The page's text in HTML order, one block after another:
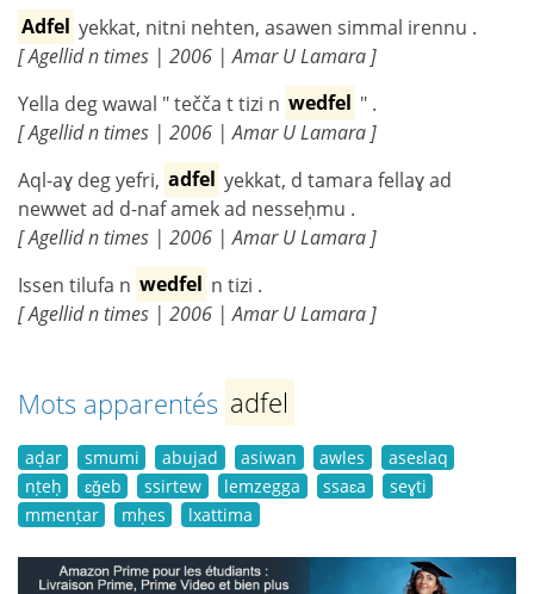
Adfel yekkat, nitni nehten, asawen simmal irennu .
[ Agellid n times | 2006 | Amar U Lamara ]
Yella deg wawal " tečča t tizi n wedfel " .
[ Agellid n times | 2006 | Amar U Lamara ]
Aql-aɣ deg yefri, adfel yekkat, d tamara fellaɣ ad
newwet ad d-naf amek ad nesseḥmu .
[ Agellid n times | 2006 | Amar U Lamara ]
Issen tilufa n wedfel n tizi .
[ Agellid n times | 2006 | Amar U Lamara ]
Mots apparentés adfel
aḍar smumi abujad asiwan awles
aseɛlaq
nṭeḥ
ɛǧeb ssirtew lemzegga ssaɛa
seɣti
mmenṭar
mḥes lxattima